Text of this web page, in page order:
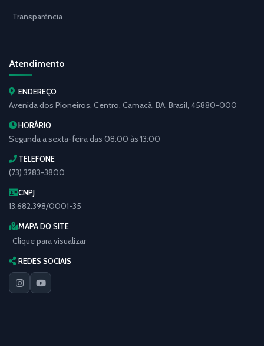
Transparência
Atendimento
ENDEREÇO
Avenida dos Pioneiros, Centro, Camacã, BA, Brasil, 45880-000
HORÁRIO
Segunda a sexta-feira das 08:00 às 13:00
TELEFONE
(73) 3283-3800
CNPJ
13.682.398/0001-35
MAPA DO SITE
Clique para visualizar
REDES SOCIAIS